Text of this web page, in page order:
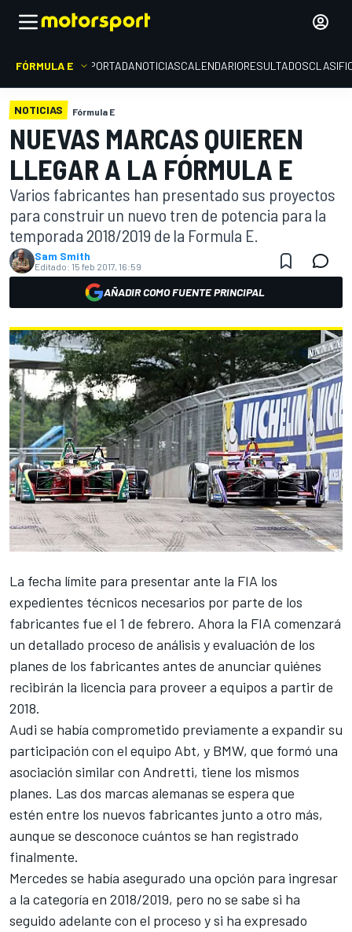
FÓRMULA E PORTADANOTICIASCALENDARIORESULTADOS
NOTICIAS Fórmula E
NUEVAS MARCAS QUIEREN
LLEGAR A LA FÓRMULA E
Varios fabricantes han presentado sus proyectos
para construir un nuevo tren de potencia para la
temporada 2018/2019 de la Formula E.
Sam Smith
Editado: 15 feb 2017, 16:59
AÑADIR COMO FUENTE PRINCIPAL
La fecha límite para presentar ante la FIA los
expedientes técnicos necesarios por parte de los
fabricantes fue el 1 de febrero. Ahora la FIA comenzará
un detallado proceso de análisis y evaluación de los
planes de los fabricantes antes de anunciar quiénes
recibirán la licencia para proveer a equipos a partir de
2018.
Audi se había comprometido previamente a expandir su
participación con el equipo Abt, y BMW, que formó una
asociación similar con Andretti, tiene los mismos
planes. Las dos marcas alemanas se espera que
estén entre los nuevos fabricantes junto a otro más,
aunque se desconoce cuántos se han registrado
finalmente.
Mercedes se había asegurado una opción para ingresar
a la categoría en 2018/2019, pero no se sabe si ha
seguido adelante con el proceso y si ha expresado